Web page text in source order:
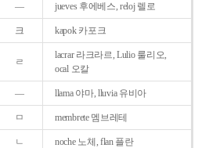
― jueves 후에베스, reloj 렐로
크 kapok 카포크
ㄹ
lacrar 라크라르, Lulio 룰리오,
ocal 오칼
― llama 야마, lluvia 유비아
ㅁ membrete 멤브레테
ㄴ noche 노체, flan 플란